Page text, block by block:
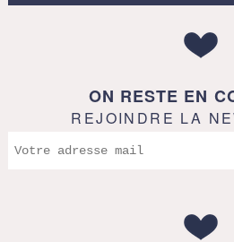
ON RESTE EN
REJOINDRE LA